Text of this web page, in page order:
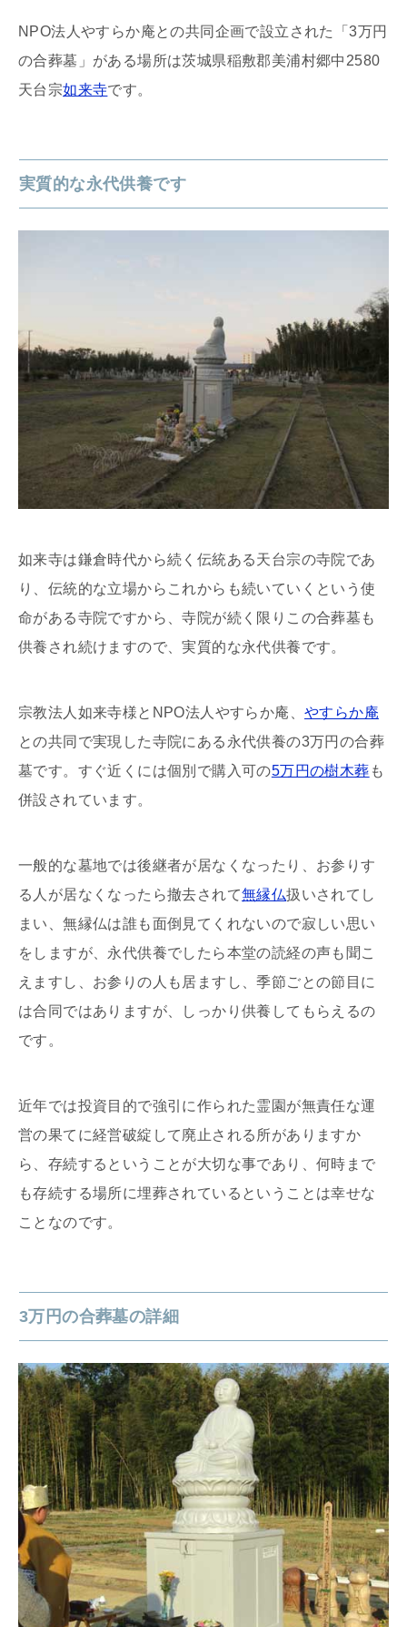
NPO法人やすらか庵との共同企画で設立された「3万円
の合葬墓」がある場所は茨城県稲敷郡美浦村郷中2580
天台宗如来寺です。
実質的な永代供養です
如来寺は鎌倉時代から続く伝統ある天台宗の寺院であ
り、伝統的な立場からこれからも続いていくという使
命がある寺院ですから、寺院が続く限りこの合葬墓も
供養され続けますので、実質的な永代供養です。
宗教法人如来寺様とNPO法人やすらか庵、 やすらか庵
との共同で実現した寺院にある永代供養の3万円の合葬
墓です。すぐ近くには個別で購入可の5万円の樹木葬 も
併設されています。
一般的な墓地では後継者が居なくなったり、お参りす
る人が居なくなったら撤去されて無縁仏扱いされてし
まい、無縁仏は誰も面倒見てくれないので寂しい思い
をしますが、永代供養でしたら本堂の読経の声も聞こ
えますし、お参りの人も居ますし、季節ごとの節目に
は合同ではありますが、しっかり供養してもらえるの
です。
近年では投資目的で強引に作られた霊園が無責任な運
営の果てに経営破綻して廃止される所がありますか
ら、存続するということが大切な事であり、何時まで
も存続する場所に埋葬されているということは幸せな
ことなのです。
3万円の合葬墓の詳細